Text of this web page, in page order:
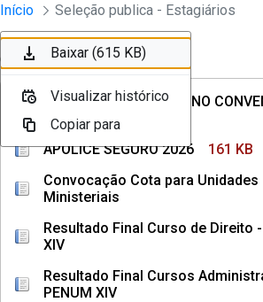
Pular para o Conteúdo principal
Divisão Minima - Escola
Início Seleção publica - Estagiários
Ordenar Filtro
INSTITUIÇÕES DE ENSINO
COM MPPE
APÓLICE SEGURO 2026
161 KB
Convocação Cota para Unidades
Ministeriais
Resultado Final Curso de Direito -
XIV
Resultado Final Cursos
PENUM XIV
Baixar (263 KB)
Visualizar histórico
Copiar para
Baixar (161 KB)
Visualizar histórico
Copiar para
Baixar (200 KB)
Visualizar histórico
Copiar para
Baixar (615 KB)
Visualizar histórico
Copiar para